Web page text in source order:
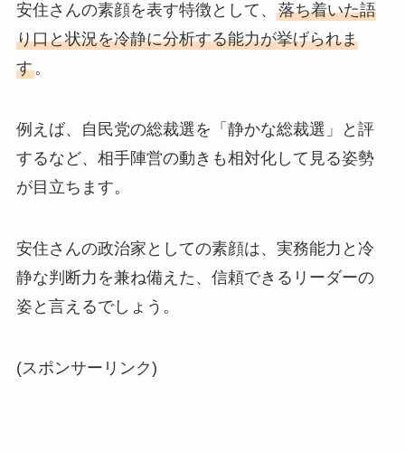
安住さんの素顔を表す特徴として、 落ち着いた語
り口と状況を冷静に分析する能力が挙げられま
す。
例えば、自民党の総裁選を「静かな総裁選」と評
するなど、相手陣営の動きも相対化して見る姿勢
が目立ちます。
安住さんの政治家としての素顔は、実務能力と冷
静な判断力を兼ね備えた、信頼できるリーダーの
姿と言えるでしょう。
(スポンサーリンク)